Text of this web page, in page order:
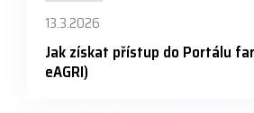
13.3.2026
Jak získat přístup do Portálu
eAGRI)